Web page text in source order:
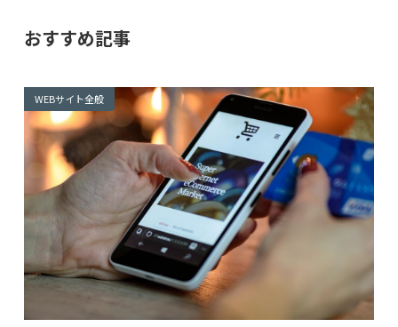
おすすめ記事
WEBサイト全般